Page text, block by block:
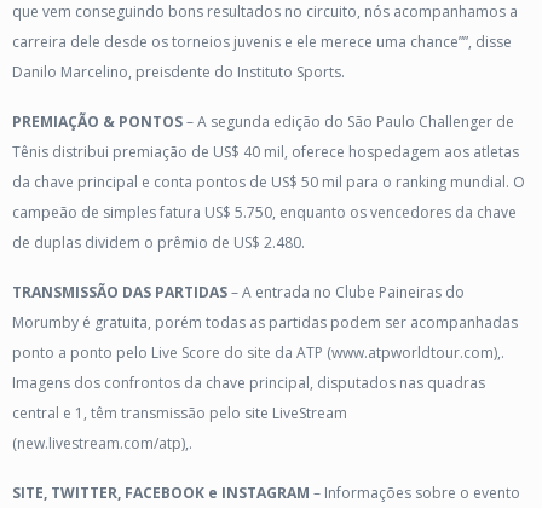
que vem conseguindo bons resultados no circuito, nós acompanhamos a
carreira dele desde os torneios juvenis e ele merece uma chance””, disse
Danilo Marcelino, preisdente do Instituto Sports.
PREMIAÇÃO & PONTOS– A segunda edição do São Paulo Challenger de
Tênis distribui premiação de US$ 40 mil, oferece hospedagem aos atletas
da chave principal e conta pontos de US$ 50 mil para o ranking mundial. O
campeão de simples fatura US$ 5.750, enquanto os vencedores da chave
de duplas dividem o prêmio de US$ 2.480.
TRANSMISSÃO DAS PARTIDAS– A entrada no Clube Paineiras do
Morumby é gratuita, porém todas as partidas podem ser acompanhadas
ponto a ponto pelo Live Score do site da ATP (www.atpworldtour.com),.
Imagens dos confrontos da chave principal, disputados nas quadras
central e 1, têm transmissão pelo site LiveStream
(new.livestream.com/atp),.
SITE, TWITTER, FACEBOOK e INSTAGRAM – Informações sobre o evento